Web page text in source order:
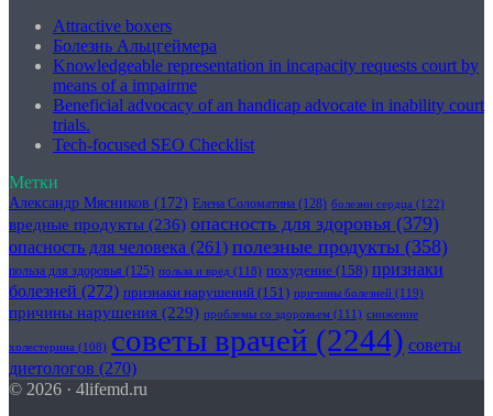
Attractive boxers
Болезнь Альцгеймера
Knowledgeable representation in incapacity requests court by
means of a impairme
Beneficial advocacy of an handicap advocate in inability court
trials.
Tech-focused SEO Checklist
Метки
Александр Мясников (172) Елена Соломатина (128) болезни сердца (122)
вредные продукты (236) опасность для здоровья (379)
опасность для человека (261) полезные продукты (358)
польза для здоровья (125) польза и вред (118) похудение (158) признаки
болезней (272) признаки нарушений (151) причины болезней (119)
причины нарушения (229) проблемы со здоровьем (111) снижение
холестерина (108) советы врачей (2244) советы
диетологов (270)
© 2026 · 4lifemd.ru